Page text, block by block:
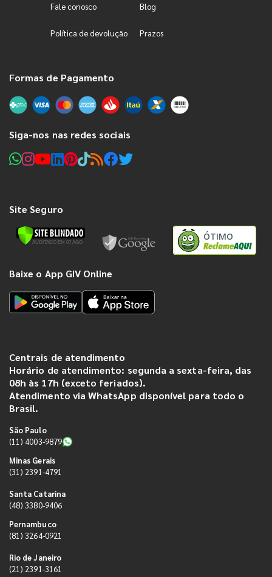
Fale conosco Blog
Política de devolução Prazos
Formas de Pagamento
Siga-nos nas redes sociais
Site Seguro
ÓTIMO
Baixe o App GIV Online
Centrais de atendimento
Horário de atendimento: segunda a sexta-feira, das
08h às 17h (exceto feriados).
Atendimento via WhatsApp disponível para todo o
Brasil.
São Paulo
(11) 4003-9879
Minas Gerais
(31) 2391-4791
Santa Catarina
(48) 3380-9406
Pernambuco
(81) 3264-0921
Rio de Janeiro
(21) 2391-3161